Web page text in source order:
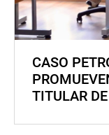
CASO
TITULAR